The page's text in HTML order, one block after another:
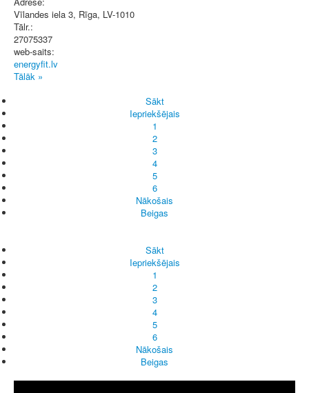
Vīlandes iela 3, Rīga, LV-1010
Tālr.:
27075337
web-saits:
energyfit.lv
Tālāk »
Sākt
Iepriekšējais
1
2
3
4
5
6
Nākošais
Beigas
Sākt
Iepriekšējais
1
2
3
4
5
6
Nākošais
Beigas